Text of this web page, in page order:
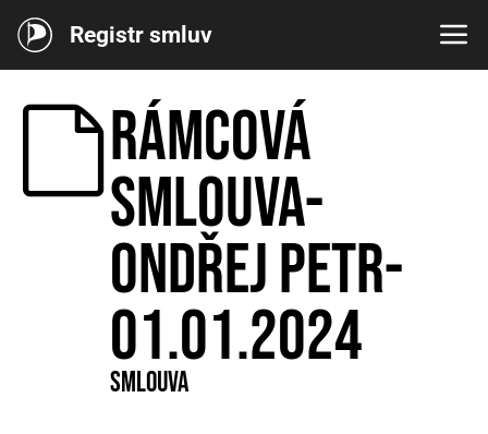
Registr smluv
Rámcová
smlouva-
Ondřej Petr-
01.01.2024
Smlouva